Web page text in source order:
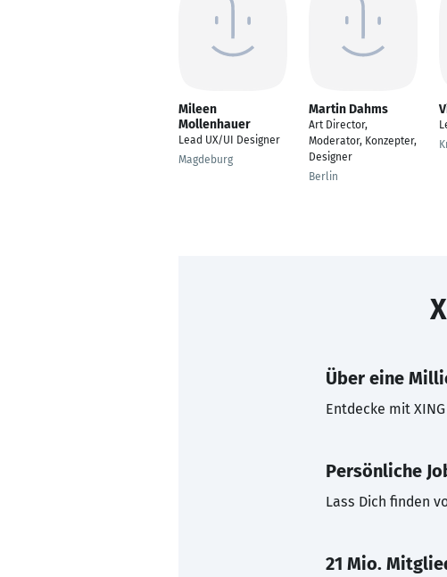
Mileen
Mollenhauer
Lead UX/UI Designer
Magdeburg
Martin Dahms
Art Director,
Moderator, Konzepter,
Designer
Berlin
Über eine
Entdecke mit
Persönliche
Lass Dich finden
21 Mio.